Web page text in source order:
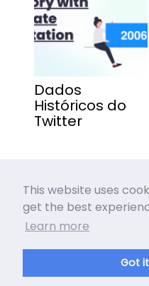
Dados
Históricos do
Twitter
HASHTAG
This website uses
get the best
Learn more
Got